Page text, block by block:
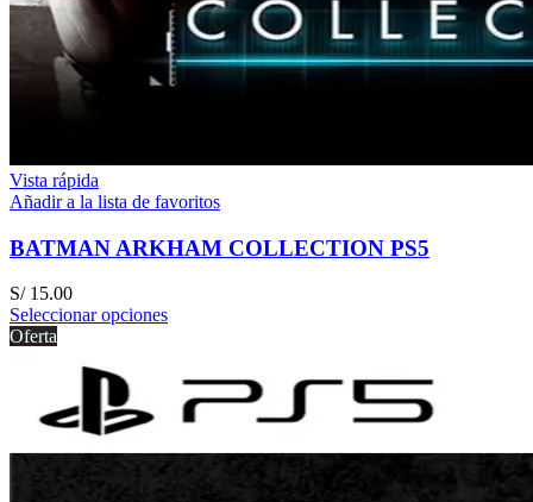
Vista rápida
Añadir a la lista de favoritos
BATMAN ARKHAM COLLECTION PS5
S/15.00
Seleccionar opciones
Oferta